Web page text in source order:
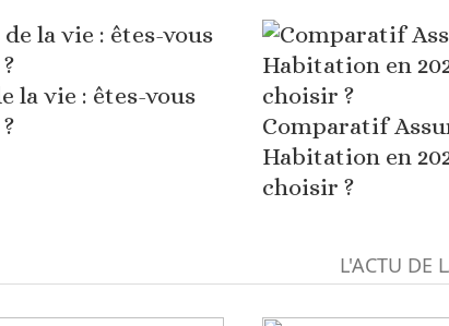
la vie : êtes-vous
Comparatif
Habitation en
choisir ?
L'ACTU DE